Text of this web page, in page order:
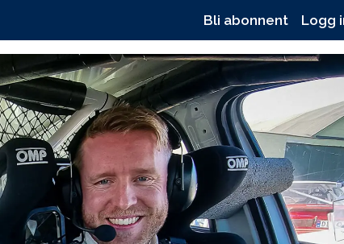
Bli abonnent Logg